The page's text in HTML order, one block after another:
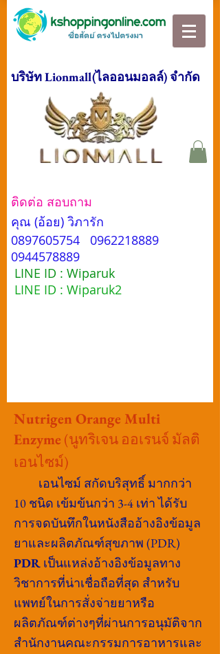
บริษัท Lionmall(ไลออนมอลล์) จำกัด
ติดต่อ สอบถาม
คุณ (อ้อย) วิภารัก
0897605754
0962218889
0944578889
LINE ID : Wiparuk
LINE ID : Wiparuk2
Nutrigen Orange Multi
Enzyme (นูทริเจน ออเรนจ์ มัลติ
เอนไซม์)
เอนไซม์ สกัดบริสุทธิ์ มากกว่า
10 ชนิด เข้มข้นกว่า 3-4 เท่า ได้รับ
การจดบันทึกในหนังสืออ้างอิงข้อมูล
ยาและผลิตภัณฑ์สุขภาพ (PDR)
PDR เป็นแหล่งอ้างอิงข้อมูลทาง
วิชาการที่น่าเชื่อถือที่สุด สำหรับ
แพทย์ในการสั่งจ่ายยาหรือ
ผลิตภัณฑ์ต่างๆที่ผ่านการอนุมัติจาก
สำนักงานคณะกรรมการอาหารและ